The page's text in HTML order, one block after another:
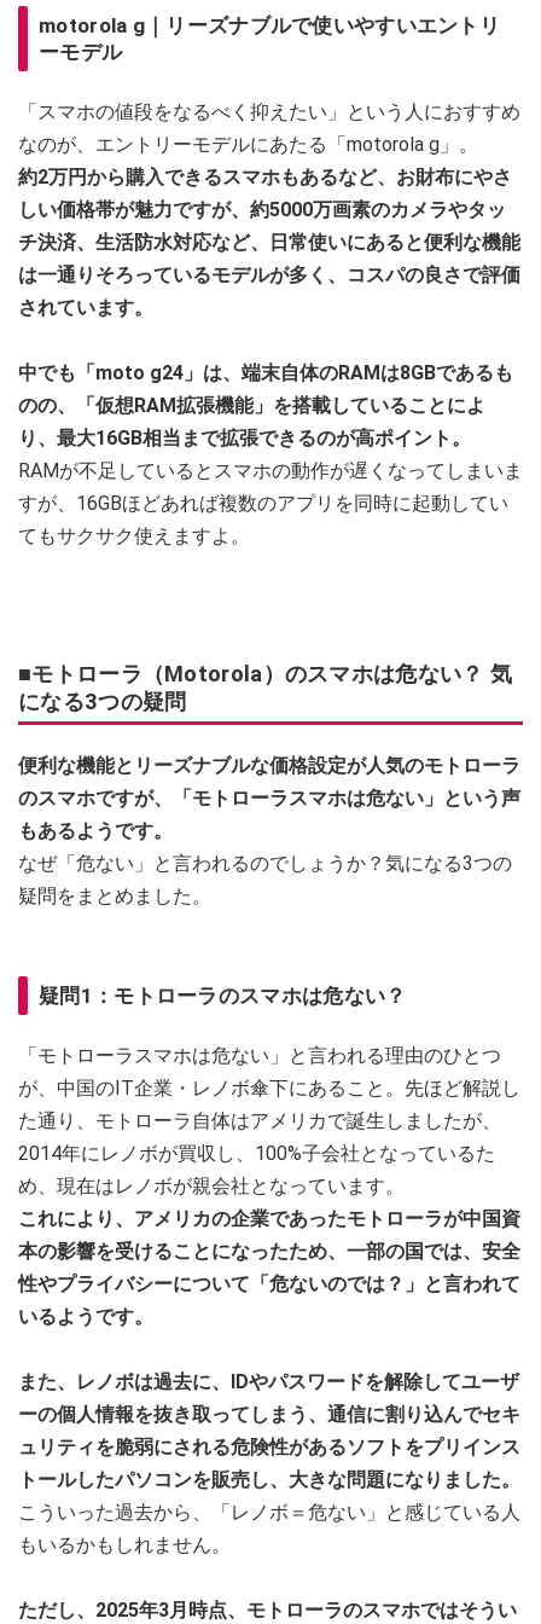
motorola g｜リーズナブルで使いやすいエントリ
ーモデル
「スマホの値段をなるべく抑えたい」という人におすすめ
なのが、エントリーモデルにあたる「motorola g」。
約2万円から購入できるスマホもあるなど、お財布にやさ
しい価格帯が魅力ですが、約5000万画素のカメラやタッ
チ決済、生活防水対応など、日常使いにあると便利な機能
は一通りそろっているモデルが多く、コスパの良さで評価
されています。
中でも「moto g24」は、端末自体のRAMは8GBであるも
のの、「仮想RAM拡張機能」を搭載していることによ
り、最大16GB相当まで拡張できるのが高ポイント。
RAMが不足しているとスマホの動作が遅くなってしまいま
すが、16GBほどあれば複数のアプリを同時に起動してい
てもサクサク使えますよ。
■モトローラ（Motorola）のスマホは危ない？ 気
になる3つの疑問
便利な機能とリーズナブルな価格設定が人気のモトローラ
のスマホですが、「モトローラスマホは危ない」という声
もあるようです。
なぜ「危ない」と言われるのでしょうか？気になる3つの
疑問をまとめました。
疑問1：モトローラのスマホは危ない？
「モトローラスマホは危ない」と言われる理由のひとつ
が、中国のIT企業・レノボ傘下にあること。先ほど解説し
た通り、モトローラ自体はアメリカで誕生しましたが、
2014年にレノボが買収し、100%子会社となっているた
め、現在はレノボが親会社となっています。
これにより、アメリカの企業であったモトローラが中国資
本の影響を受けることになったため、一部の国では、安全
性やプライバシーについて「危ないのでは？」と言われて
いるようです。
また、レノボは過去に、IDやパスワードを解除してユーザ
ーの個人情報を抜き取ってしまう、通信に割り込んでセキ
ュリティを脆弱にされる危険性があるソフトをプリインス
トールしたパソコンを販売し、大きな問題になりました。
こういった過去から、「レノボ＝危ない」と感じている人
もいるかもしれません。
ただし、2025年3月時点、モトローラのスマホではそうい